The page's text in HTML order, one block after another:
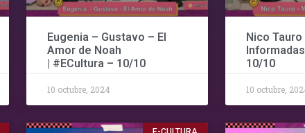
Eugenia – Gustavo – El
Amor de Noah
| #ECultura – 10/10
10 octubre, 2024
Nico
10/10
10 octubre,